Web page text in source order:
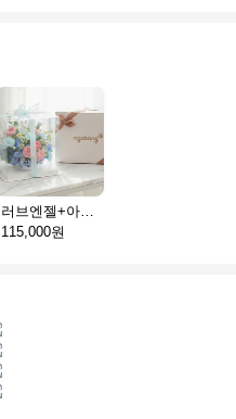
러브엔젤+아가방딸랑이(서울)
115,000원